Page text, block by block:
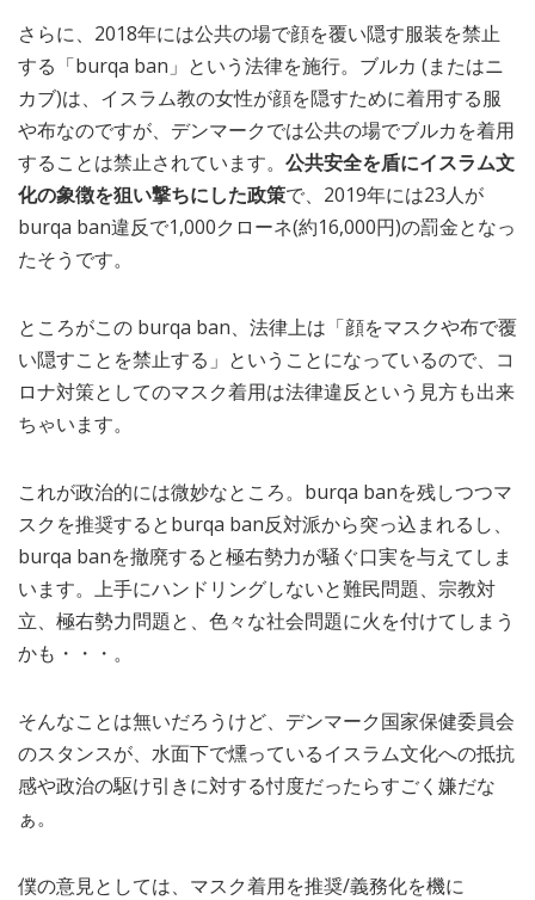
さらに、2018年には公共の場で顔を覆い隠す服装を禁止
する「burqa ban」という法律を施行。ブルカ (またはニ
カブ)は、イスラム教の女性が顔を隠すために着用する服
や布なのですが、デンマークでは公共の場でブルカを着用
することは禁止されています。 公共安全を盾にイスラム文
化の象徴を狙い撃ちにした政策で、2019年には23人が
burqa ban違反で1,000クローネ(約16,000円)の罰金となっ
たそうです。
ところがこの burqa ban、法律上は「顔をマスクや布で覆
い隠すことを禁止する」ということになっているので、コ
ロナ対策としてのマスク着用は法律違反という見方も出来
ちゃいます。
これが政治的には微妙なところ。burqa banを残しつつマ
スクを推奨するとburqa ban反対派から突っ込まれるし、
burqa banを撤廃すると極右勢力が騒ぐ口実を与えてしま
います。上手にハンドリングしないと難民問題、宗教対
立、極右勢力問題と、色々な社会問題に火を付けてしまう
かも・・・。
そんなことは無いだろうけど、デンマーク国家保健委員会
のスタンスが、水面下で燻っているイスラム文化への抵抗
感や政治の駆け引きに対する忖度だったらすごく嫌だな
ぁ。
僕の意見としては、マスク着用を推奨/義務化を機に